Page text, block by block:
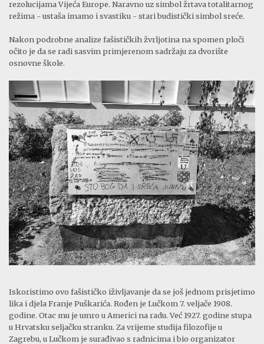
rezolucijama Vijeća Europe. Naravno uz simbol žrtava totalitarnog
režima - ustaša imamo i svastiku - stari budistički simbol sreće.
Nakon podrobne analize fašističkih žvrljotina na spomen ploči
očito je da se radi sasvim primjerenom sadržaju za dvorište
osnovne škole.
Iskoristimo ovo fašističko iživljavanje da se još jednom prisjetimo
lika i djela Franje Puškarića. Rođen je Lučkom 7. veljače 1908.
godine. Otac mu je umro u Americi na radu. Već 1927. godine stupa
u Hrvatsku seljačku stranku. Za vrijeme studija filozofije u
Zagrebu, u Lučkom je surađivao s radnicima i bio organizator